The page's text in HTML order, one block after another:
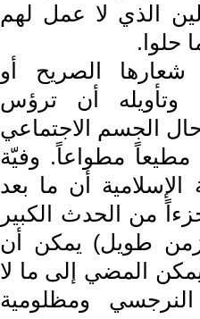
الذي لا عمل لهم
حلوا.
شعارها الصريح أو
وتأويله أن ترؤس
الجسم الاجتماعي
مطيعاً مطواعاً. وفيّة
الإسلامية أن ما بعد
من الحدث الكبير
طويل) يمكن أن
المضي إلى ما لا
ومظلومية